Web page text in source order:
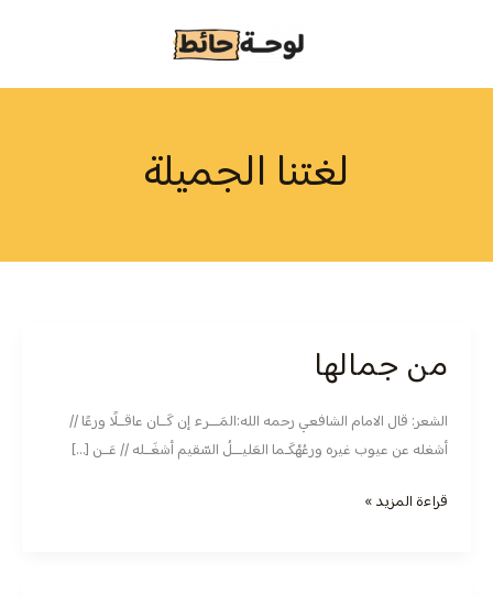
لغتنا الجميلة
من جمالها
الشعر: قال الامام الشافعي رحمه الله:المَـــرء إن كَــان عاقــلًا ورعًا //
أشغله عن عيوب غيره ورعُهْكَـما العَليـــلُ السّقيم أشغَــله // عَــن […]
من
جمالها
قراءة المزيد »